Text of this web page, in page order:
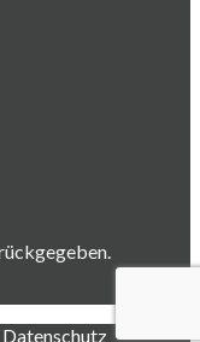
Datenschutz